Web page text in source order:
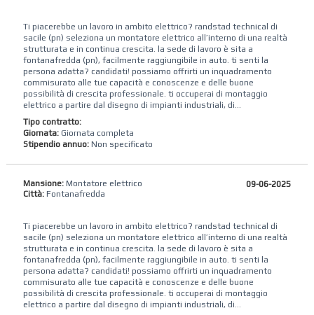
Ti piacerebbe un lavoro in ambito elettrico? randstad technical di
sacile (pn) seleziona un montatore elettrico all’interno di una realtà
strutturata e in continua crescita. la sede di lavoro è sita a
fontanafredda (pn), facilmente raggiungibile in auto. ti senti la
persona adatta? candidati! possiamo offrirti un inquadramento
commisurato alle tue capacità e conoscenze e delle buone
possibilità di crescita professionale. ti occuperai di montaggio
elettrico a partire dal disegno di impianti industriali, di...
Tipo contratto:
Giornata: Giornata completa
Stipendio annuo: Non specificato
Mansione:Montatore elettrico
Città:Fontanafredda
09-06-2025
Ti piacerebbe un lavoro in ambito elettrico? randstad technical di
sacile (pn) seleziona un montatore elettrico all’interno di una realtà
strutturata e in continua crescita. la sede di lavoro è sita a
fontanafredda (pn), facilmente raggiungibile in auto. ti senti la
persona adatta? candidati! possiamo offrirti un inquadramento
commisurato alle tue capacità e conoscenze e delle buone
possibilità di crescita professionale. ti occuperai di montaggio
elettrico a partire dal disegno di impianti industriali, di...